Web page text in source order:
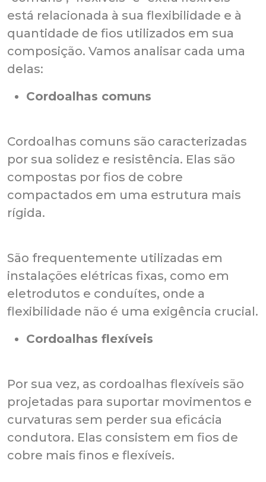
está relacionada à sua flexibilidade e à
quantidade de fios utilizados em sua
composição. Vamos analisar cada uma
delas:
Cordoalhas comuns
Cordoalhas comuns são caracterizadas
por sua solidez e resistência. Elas são
compostas por fios de cobre
compactados em uma estrutura mais
rígida.
São frequentemente utilizadas em
instalações elétricas fixas, como em
eletrodutos e conduítes, onde a
flexibilidade não é uma exigência crucial.
Cordoalhas flexíveis
Por sua vez, as cordoalhas flexíveis são
projetadas para suportar movimentos e
curvaturas sem perder sua eficácia
condutora. Elas consistem em fios de
cobre mais finos e flexíveis.